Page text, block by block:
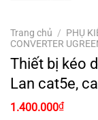
Trang chủ / PHỤ
CONVERTER
Thiết bị kéo
Lan cat5e,
Giá
1.400.000₫Giá